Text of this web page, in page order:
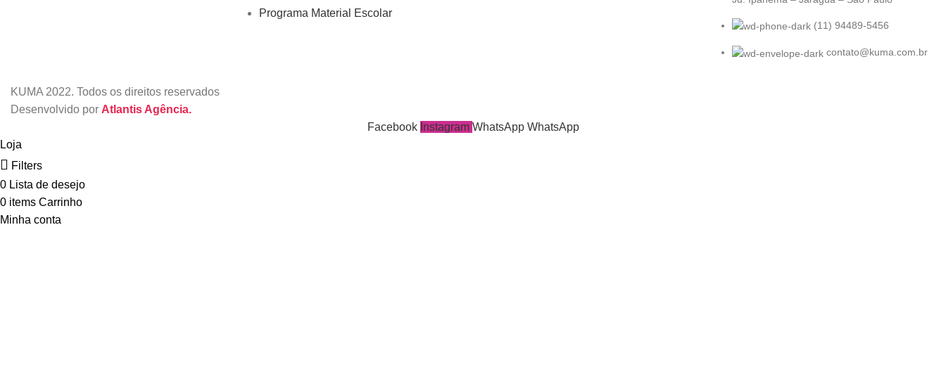
Programa Material Escolar
(11) 94489-5456
contato@kuma.com.br
KUMA 2022. Todos os direitos reservados
Desenvolvido por Atlantis Agência.
Facebook Instagram WhatsApp WhatsApp
Loja
Filters
0 Lista de desejo
0 items Carrinho
Minha conta